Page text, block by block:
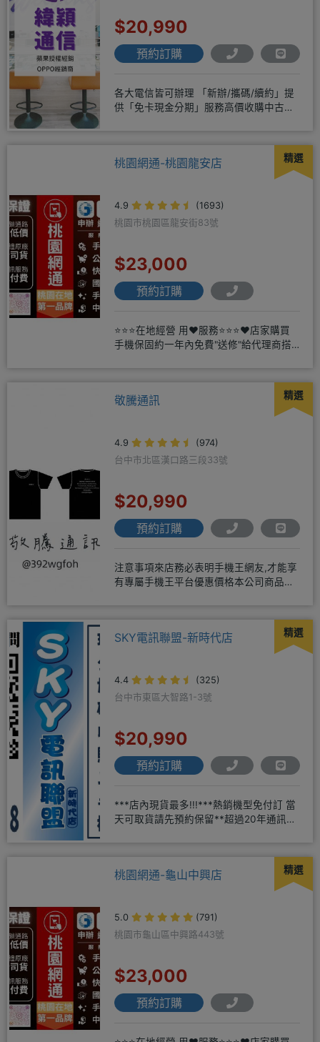
$20,990
預約訂購
各大電信皆可辦理 「新辦/攜碼/續約」提
供「免卡現金分期」服務高價收購中古機
精選
桃園網通-桃園龍安店
4.9
(1693)
桃園市桃園區龍安街83號
$23,000
預約訂購
⭐⭐⭐在地經營 用❤️服務⭐⭐⭐❤️店家購買
手機保固約一年內免費"送修"給代理商搭
精選
敬騰通訊
4.9
(974)
台中市北區漢口路三段33號
$20,990
預約訂購
注意事項來店務必表明手機王網友,才能享
有專屬手機王平台優惠價格本公司商品均
精選
SKY電訊聯盟-新時代店
4.4
(325)
台中市東區大智路1-3號
$20,990
預約訂購
***店內現貨最多!!!***熱銷機型免付訂 當
天可取貨請先預約保留**超過20年通訊經
精選
桃園網通-龜山中興店
5.0
(791)
桃園市龜山區中興路443號
$23,000
預約訂購